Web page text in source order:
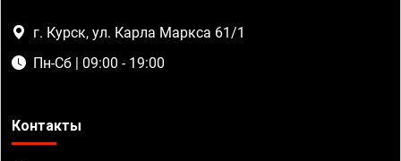
г. Курск, ул. Карла Маркса 61/1
Пн-Сб | 09:00 - 19:00
Контакты